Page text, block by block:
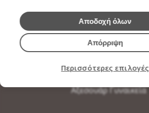
Υποδήματα
Εσώρουχα Ανδρικά
Εσώρουχα Γυναικεία
Αξεσουάρ Ανδρικά
Αξεσουάρ Γυναικεία
Απόρριψη
Αποδοχή όλων
Περισσότερες επιλογές